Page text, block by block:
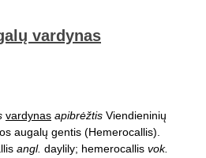
vardynas
vardynas apibrėžtis Viendieninių
augalų gentis (Hemerocallis).
angl. daylily; hemerocallis vok.